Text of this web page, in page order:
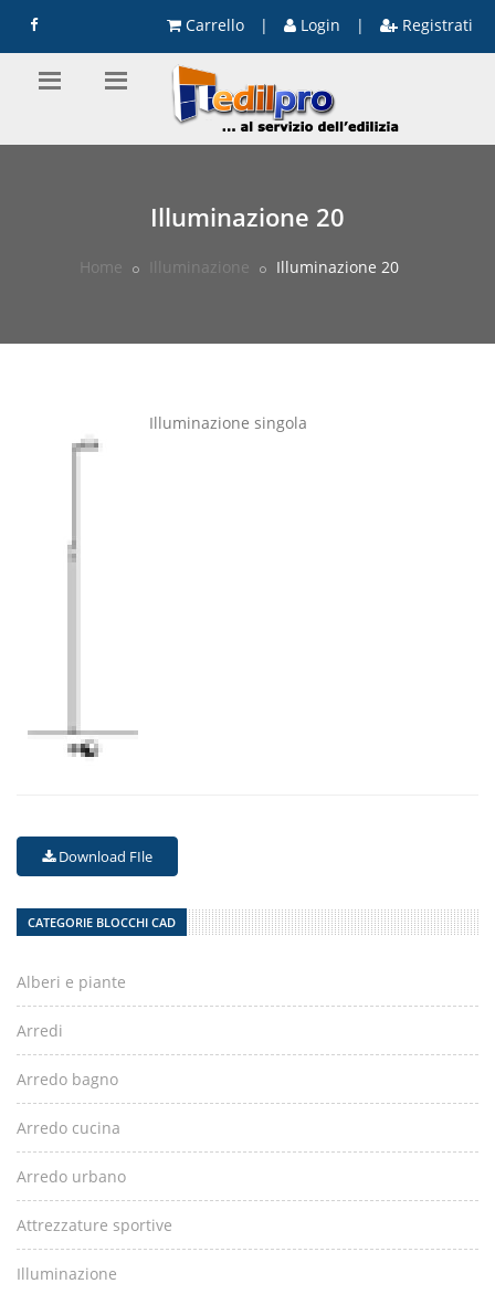
Carrello | Login | Registrati
Illuminazione 20
Home Illuminazione Illuminazione 20
Illuminazione singola
Download FIle
CATEGORIE BLOCCHI CAD
Alberi e piante
Arredi
Arredo bagno
Arredo cucina
Arredo urbano
Attrezzature sportive
Illuminazione